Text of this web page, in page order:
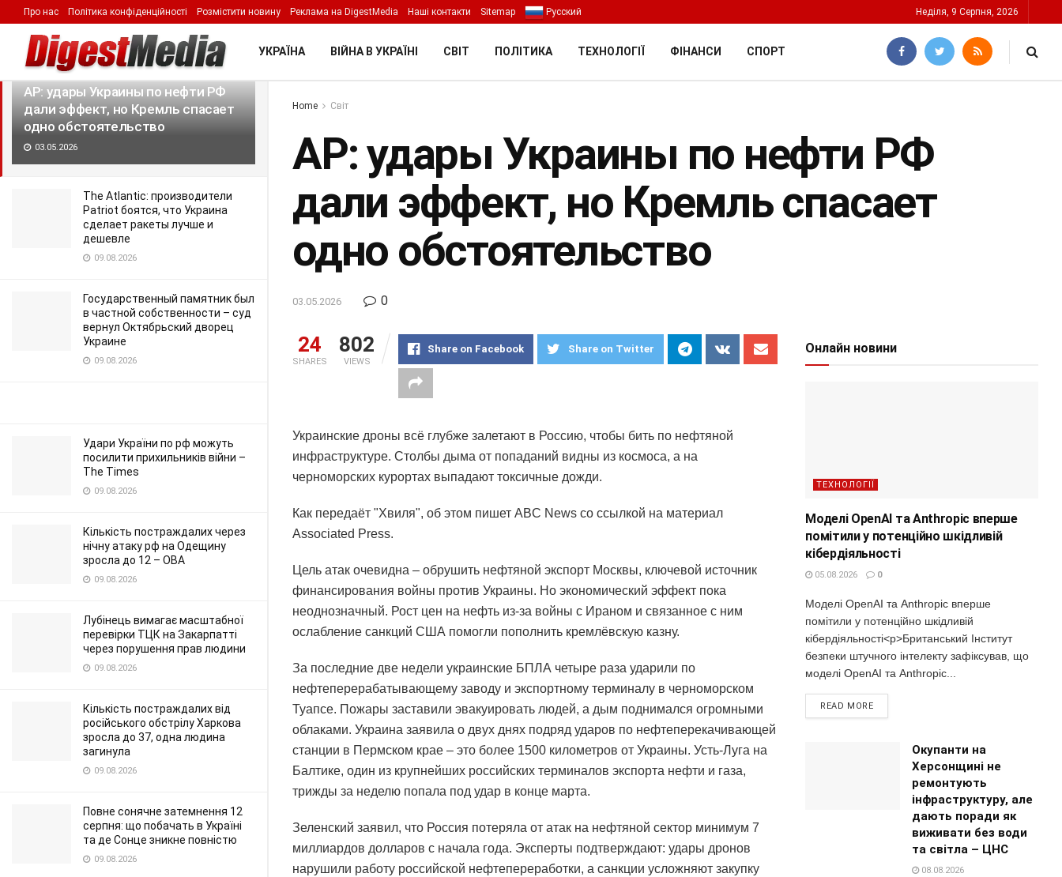
LATEST TRENDING Filter
AP: удары Украины по нефти РФ
дали эффект, но Кремль спасает
одно обстоятельство
03.05.2026
The Atlantic: производители
Patriot боятся, что Украина
сделает ракеты лучше и
дешевле
09.08.2026
Государственный памятник был
в частной собственности – суд
вернул Октябрьский дворец
Украине
09.08.2026
Удари України по рф можуть
посилити прихильників війни –
The Times
09.08.2026
Кількість постраждалих через
нічну атаку рф на Одещину
зросла до 12 – ОВА
09.08.2026
Лубінець вимагає масштабної
перевірки ТЦК на Закарпатті
через порушення прав людини
09.08.2026
Кількість постраждалих від
російського обстрілу Харкова
зросла до 37, одна людина
загинула
09.08.2026
Повне сонячне затемнення 12
серпня: що побачать в Україні
та де Сонце зникне повністю
09.08.2026
Про нас Політика конфіденційності Розмістити новину Реклама на DigestMedia Наші контакти Sitemap Русский Неділя, 9 Серпня, 2026
УКРАЇНА ВІЙНА В УКРАЇНІ СВІТ ПОЛІТИКА ТЕХНОЛОГІЇ ФІНАНСИ СПОРТ
Home Світ
AP: удары Украины по нефти РФ
дали эффект, но Кремль спасает
одно обстоятельство
03.05.2026 0
24
SHARES
802
VIEWS
Share on Facebook Share on Twitter
Украинские дроны всё глубже залетают в Россию, чтобы бить по нефтяной
инфраструктуре. Столбы дыма от попаданий видны из космоса, а на
черноморских курортах выпадают токсичные дожди.
Как передаёт "Хвиля", об этом пишет ABC News со ссылкой на материал
Associated Press.
Цель атак очевидна – обрушить нефтяной экспорт Москвы, ключевой источник
финансирования войны против Украины. Но экономический эффект пока
неоднозначный. Рост цен на нефть из-за войны с Ираном и связанное с ним
ослабление санкций США помогли пополнить кремлёвскую казну.
За последние две недели украинские БПЛА четыре раза ударили по
нефтеперерабатывающему заводу и экспортному терминалу в черноморском
Туапсе. Пожары заставили эвакуировать людей, а дым поднимался огромными
облаками. Украина заявила о двух днях подряд ударов по нефтеперекачивающей
станции в Пермском крае – это более 1500 километров от Украины. Усть-Луга на
Балтике, один из крупнейших российских терминалов экспорта нефти и газа,
трижды за неделю попала под удар в конце марта.
Зеленский заявил, что Россия потеряла от атак на нефтяной сектор минимум 7
миллиардов долларов с начала года. Эксперты подтверждают: удары дронов
нарушили работу российской нефтепереработки, а санкции усложняют закупку
Онлайн новини
ТЕХНОЛОГІЇ
Моделі OpenAI та Anthropic вперше
помітили у потенційно шкідливій
кібердіяльності
05.08.2026 0
Моделі OpenAI та Anthropic вперше
помітили у потенційно шкідливій
кібердіяльності<p>Британський Інститут
безпеки штучного інтелекту зафіксував, що
моделі OpenAI та Anthropic...
READ MORE
Окупанти на
Херсонщині не
ремонтують
інфраструктуру, але
дають поради як
виживати без води
та світла – ЦНС
08.08.2026